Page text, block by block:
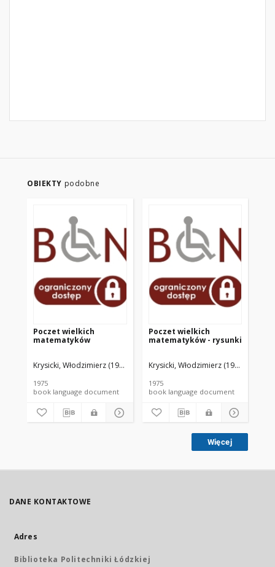
OBIEKTY podobne
Poczet wielkich
matematyków
Krysicki, Włodzimierz (1905-2001).
1975
book language document
Poczet wielkich
matematyków - rysunki
Krysicki, Włodzimierz (1905-2001).
1975
book language document
Więcej
DANE KONTAKTOWE
Adres
Biblioteka Politechniki Łódzkiej